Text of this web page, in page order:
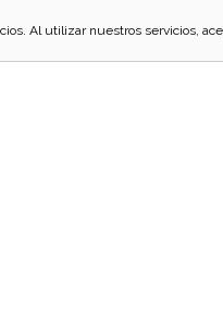
Al utilizar nuestros servicios,